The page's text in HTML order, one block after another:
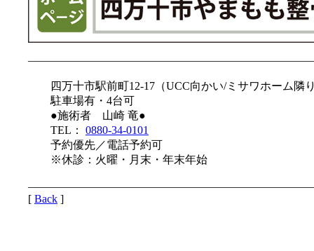
四万十市駅前町12-17（UCC向かい/ミサワホーム隣
駐車場有・4台可
●施術者 山崎 竜●
TEL： 0880-34-0101
予約優先／電話予約可
※休診：火曜・月末・年末年始
[ Back ]